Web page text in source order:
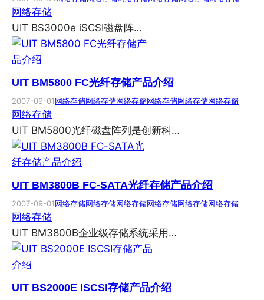
网络存储
UIT BS3000e iSCSI磁盘阵…
UIT BM5800 FC光纤存储产品介绍
2007-09-01网络存储网络存储网络存储网络存储网络存储网络存储
网络存储
UIT BM5800光纤磁盘阵列是创新科…
UIT BM3800B FC-SATA光纤存储产品介绍
2007-09-01网络存储网络存储网络存储网络存储网络存储网络存储
网络存储
UIT BM3800B企业级存储系统采用…
UIT BS2000E ISCSI存储产品介绍